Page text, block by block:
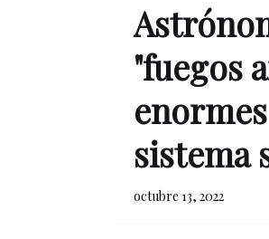
"fuegos
sistema
octubre 13, 2022